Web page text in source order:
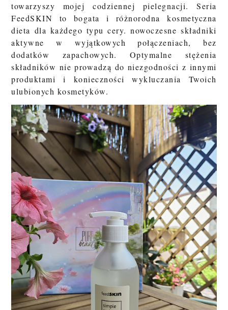
towarzyszy mojej codziennej pielegnacji. Seria
FeedSKIN to bogata i różnorodna kosmetyczna
dieta dla każdego typu cery.nowoczesne składniki
aktywne w wyjątkowych połączeniach, bez
dodatków zapachowych. Optymalne stężenia
składników nie prowadzą do niezgodności z innymi
produktami i konieczności wykluczania Twoich
ulubionych kosmetyków.